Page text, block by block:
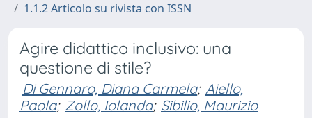
1.1.2 Articolo su rivista con ISSN
Agire didattico inclusivo: una
questione di stile?
Di Gennaro, Diana Carmela; Aiello,
Paola; Zollo, Iolanda; Sibilio, Maurizio